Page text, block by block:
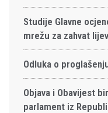
Studije Glavne
mrežu za zahvat
Odluka o
Objava i Obavijest
parlament iz